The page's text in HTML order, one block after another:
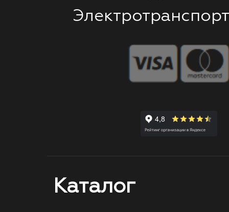
Каталог